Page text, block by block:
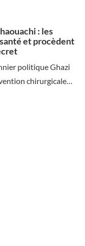
: les
et procèdent
politique Ghazi
chirurgicale…